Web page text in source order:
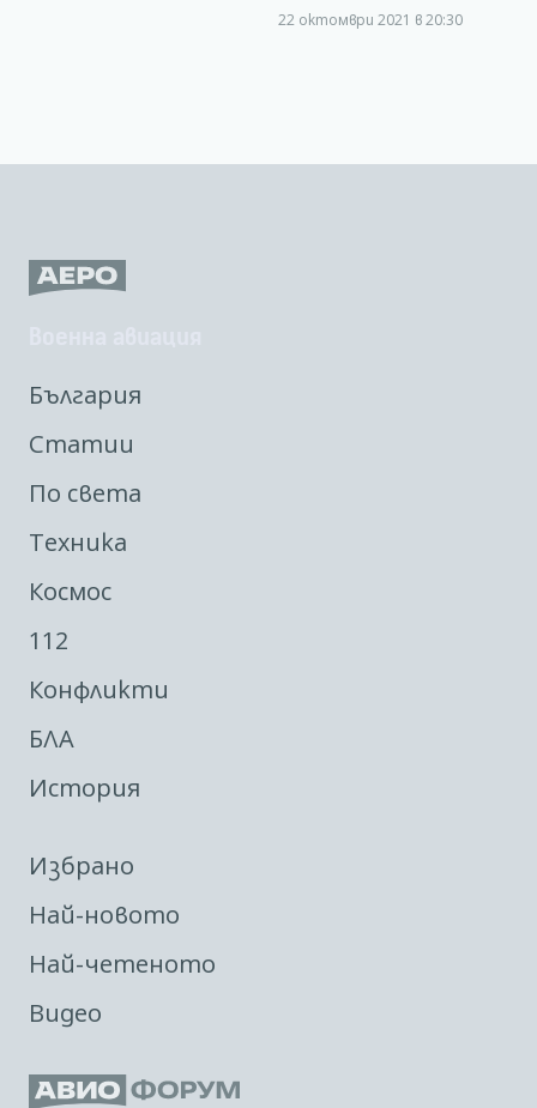
22 октомври 2021 в 20:30
България
Статии
По света
Техника
Космос
112
Конфликти
БЛА
История
Избрано
Най-новото
Най-четеното
Видео